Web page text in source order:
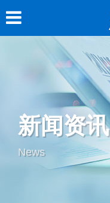
新闻资讯
News